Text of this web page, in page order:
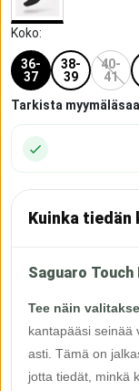
Koko:
36-
37
38-
39
40-
41
Tarkista
Kuinka tiedän
Saguaro Touch
Tee näin
kantapääsi seinää
asti. Tämä on
jotta tiedät, minkä